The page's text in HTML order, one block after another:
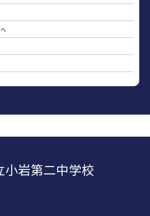
小岩第二中学校